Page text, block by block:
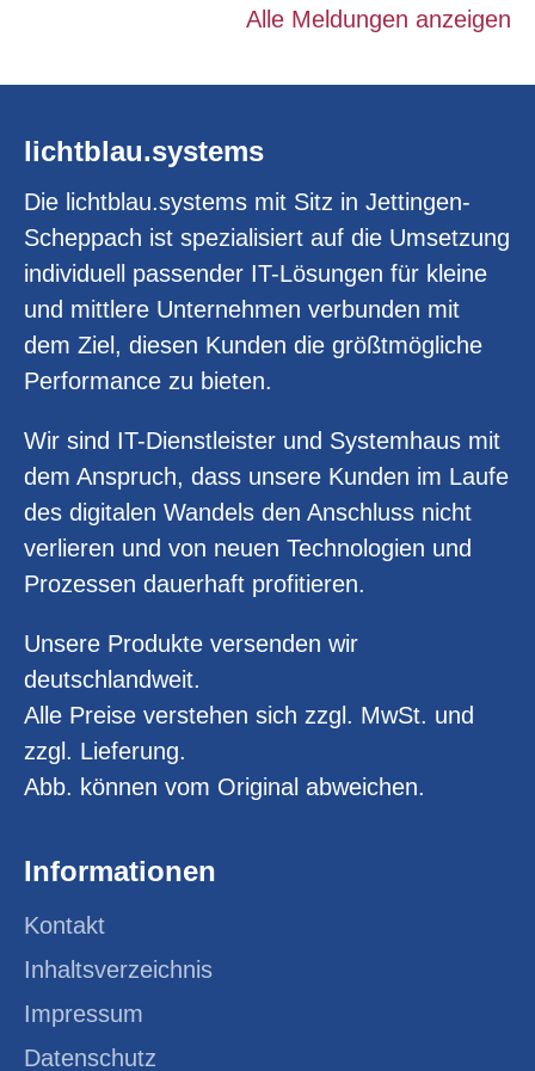
Alle Meldungen anzeigen
lichtblau.systems
Die lichtblau.systems mit Sitz in Jettingen-
Scheppach ist spezialisiert auf die Umsetzung
individuell passender IT-Lösungen für kleine
und mittlere Unternehmen verbunden mit
dem Ziel, diesen Kunden die größtmögliche
Performance zu bieten.
Wir sind IT-Dienstleister und Systemhaus mit
dem Anspruch, dass unsere Kunden im Laufe
des digitalen Wandels den Anschluss nicht
verlieren und von neuen Technologien und
Prozessen dauerhaft profitieren.
Unsere Produkte versenden wir
deutschlandweit.
Alle Preise verstehen sich zzgl. MwSt. und
zzgl. Lieferung.
Abb. können vom Original abweichen.
Informationen
Kontakt
Inhaltsverzeichnis
Impressum
Datenschutz